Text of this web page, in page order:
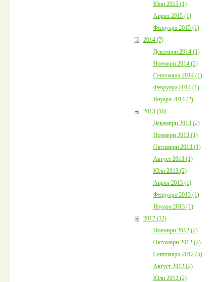
Юни 2015 (1)
Април 2015 (1)
Февруари 2015 (1)
2014 (7)
Декември 2014 (1)
Ноември 2014 (2)
Септември 2014 (1)
Февруари 2014 (1)
Януари 2014 (2)
2013 (10)
Декември 2013 (2)
Ноември 2013 (1)
Октомври 2013 (1)
Август 2013 (1)
Юли 2013 (2)
Април 2013 (1)
Февруари 2013 (1)
Януари 2013 (1)
2012 (32)
Ноември 2012 (2)
Октомври 2012 (2)
Септември 2012 (5)
Август 2012 (2)
Юли 2012 (2)